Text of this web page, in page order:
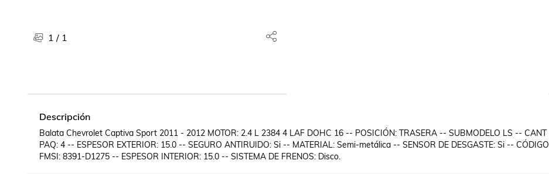
1 / 1
Descripción
Balata Chevrolet Captiva Sport 2011 - 2012 MOTOR: 2.4 L 2384 4 LAF DOHC 16 -- POSICIÓN: TRASERA -- SUBMODELO LS -- CANT
PAQ: 4 -- ESPESOR EXTERIOR: 15.0 -- SEGURO ANTIRUIDO: Si -- MATERIAL: Semi-metálica -- SENSOR DE DESGASTE: Si -- CÓDIGO
FMSI: 8391-D1275 -- ESPESOR INTERIOR: 15.0 -- SISTEMA DE FRENOS: Disco.